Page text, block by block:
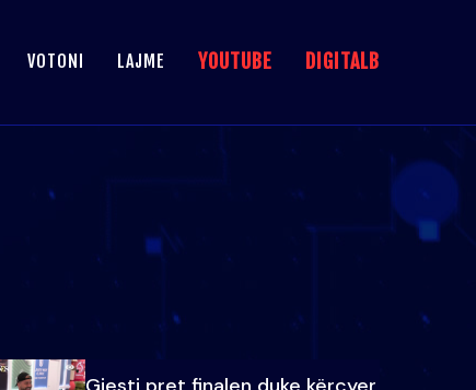
VOTONI LAJME YOUTUBE DIGITALB